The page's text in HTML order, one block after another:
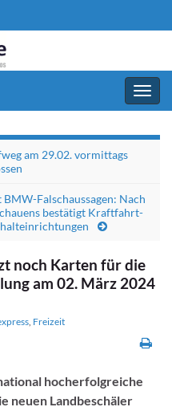
am 29.02. vormittags
Falschaussagen: Nach
bestätigt Kraftfahrt-
noch Karten für die
am 02. März 2024
, Freizeit
hocherfolgreiche
neuen Landbeschäler